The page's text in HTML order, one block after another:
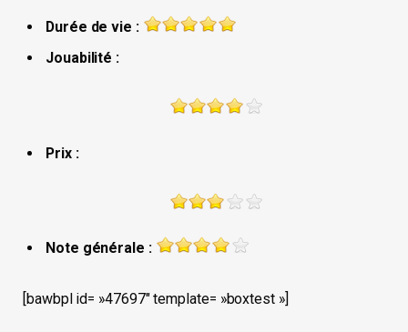
Durée de vie :
Jouabilité :
Prix :
Note générale :
[bawbpl id= »47697″ template= »boxtest »]